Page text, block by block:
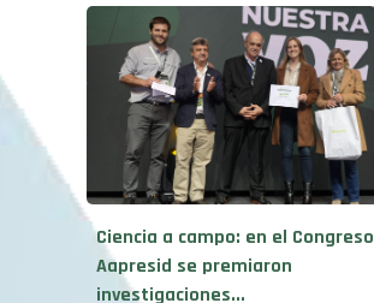
Ciencia a campo: en el Congreso
Aapresid se premiaron
investigaciones...